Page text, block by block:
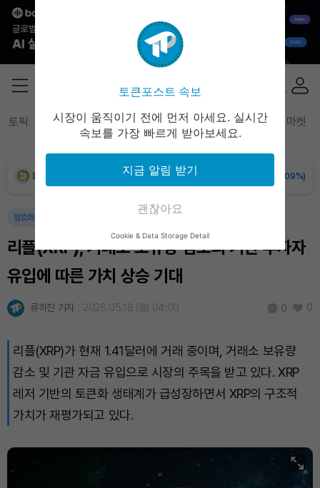
토픽 전체기사 암호화폐 블록체인 테크 경제 마켓
Solana (SOL)
Dogecoin (DOGE) ₩
Bitcoin (BTC) (-0.10%)
암호화폐
리플(XRP), 거래소 보유량 감소와 기관 투자자
유입에 따른 가치 상승 기대
류하진 기자 2026.05.18 (월) 04:00 0 0
리플(XRP)가 현재 1.41달러에 거래 중이며, 거래소 보유량
감소 및 기관 자금 유입으로 시장의 주목을 받고 있다. XRP
레저 기반의 토큰화 생태계가 급성장하면서 XRP의 구조적
가치가 재평가되고 있다.
토큰포스트 속보
시장이 움직이기 전에 먼저 아세요. 실시간
속보를 가장 빠르게 받아보세요.
지금 알림 받기
괜찮아요
Cookie & Data Storage Detail